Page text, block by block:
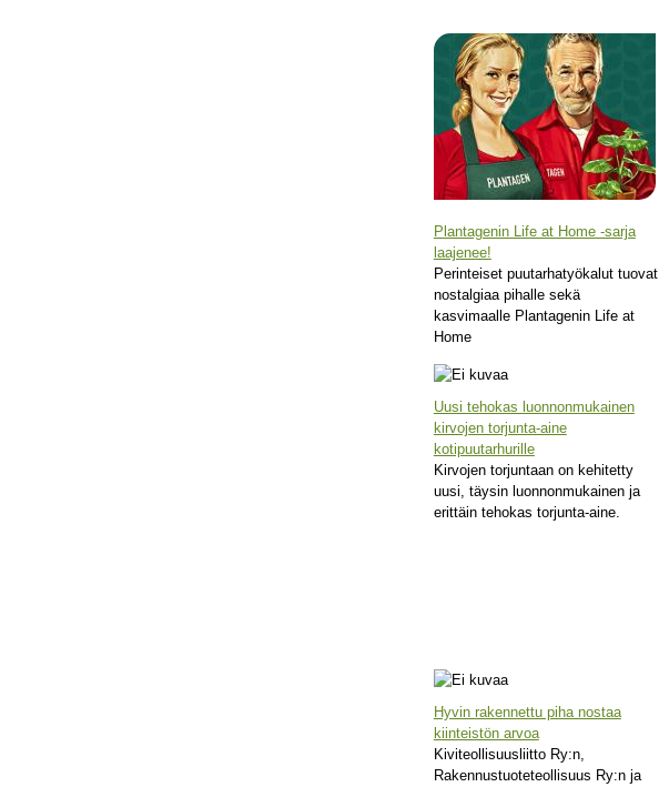
Plantagenin Life at Home -sarja
laajenee!
Perinteiset puutarhatyökalut tuovat
nostalgiaa pihalle sekä
kasvimaalle Plantagenin Life at
Home
Uusi tehokas luonnonmukainen
kirvojen torjunta-aine
kotipuutarhurille
Kirvojen torjuntaan on kehitetty
uusi, täysin luonnonmukainen ja
erittäin tehokas torjunta-aine.
Hyvin rakennettu piha nostaa
kiinteistön arvoa
Kiviteollisuusliitto Ry:n,
Rakennustuoteteollisuus Ry:n ja